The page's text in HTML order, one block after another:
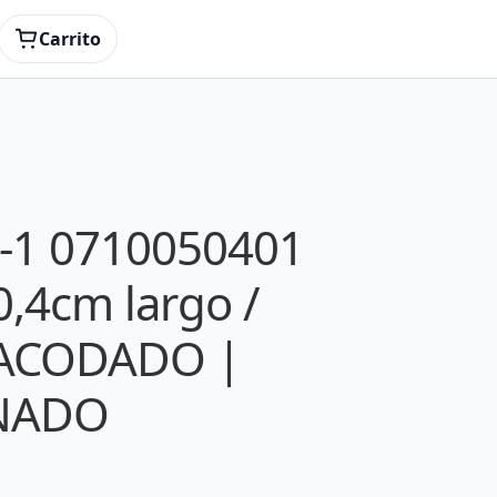
Carrito
1 0710050401
largo /
|